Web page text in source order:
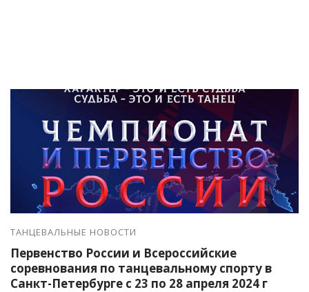
ТАНЦЕВАЛЬНЫЕ НОВОСТИ
Первенство России и Всероссийские
соревнования по танцевальному спорту в
Санкт-Петербурге с 23 по 28 апреля 2024 г